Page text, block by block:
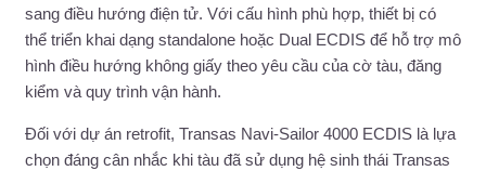
sang điều hướng điện tử. Với cấu hình phù hợp, thiết bị có
thể triển khai dạng standalone hoặc Dual ECDIS để hỗ trợ mô
hình điều hướng không giấy theo yêu cầu của cờ tàu, đăng
kiểm và quy trình vận hành.
Đối với dự án retrofit, Transas Navi-Sailor 4000 ECDIS là lựa
chọn đáng cân nhắc khi tàu đã sử dụng hệ sinh thái Transas